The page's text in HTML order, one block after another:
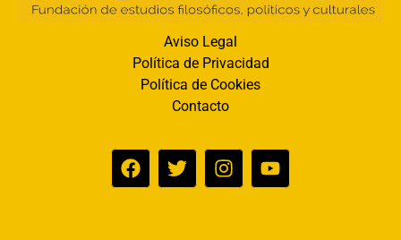
Aviso Legal
Política de Privacidad
Política de Cookies
Contacto